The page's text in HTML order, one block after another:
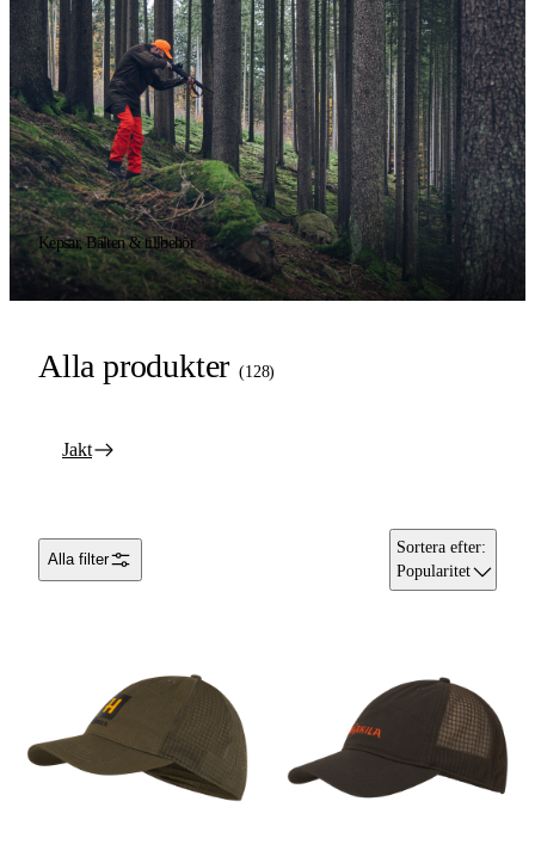
Kepsar, Bälten & tillbehör
Alla produkter (128)
Jakt
Alla filter
Sortera efter:
Popularitet